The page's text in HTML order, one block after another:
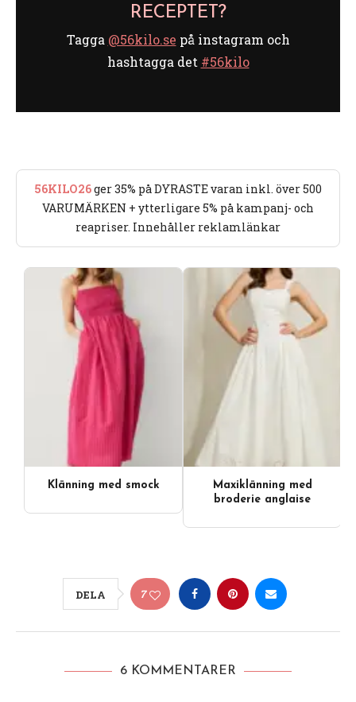
RECEPTET?
Tagga @56kilo.se på instagram och
hashtagga det #56kilo
56KILO26ger 35% på DYRASTE varan inkl. över 500
VARUMÄRKEN + ytterligare 5% på kampanj- och
reapriser. Innehåller reklamlänkar
Klänning med smock
Maxiklänning med
broderie anglaise
DELA 7
6 KOMMENTARER